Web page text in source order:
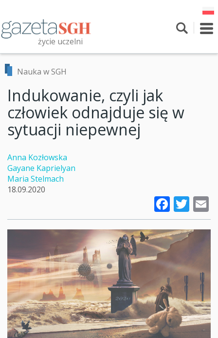
treści
życie uczelni
Przeszukaj witrynę
Nauka w SGH
Indukowanie, czyli jak
człowiek odnajduje się w
sytuacji niepewnej
Anna Kozłowska
Gayane Kaprielyan
Maria Stelmach
18.09.2020